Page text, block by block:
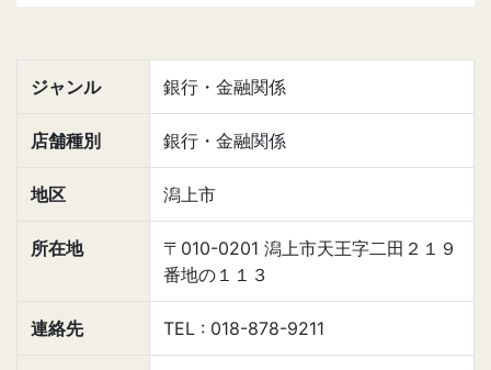
ジャンル 銀行・金融関係
店舗種別 銀行・金融関係
地区 潟上市
所在地
〒010-0201 潟上市天王字二田２１９
番地の１１３
連絡先 TEL : 018-878-9211